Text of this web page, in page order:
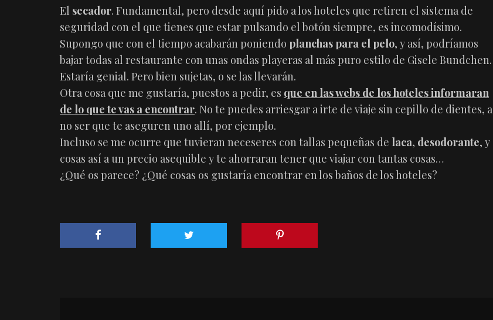
El secador. Fundamental, pero desde aquí pido a los hoteles que retiren el sistema de
seguridad con el que tienes que estar pulsando el botón siempre, es incomodísimo.
Supongo que con el tiempo acabarán poniendo planchas para el pelo, y así, podríamos
bajar todas al restaurante con unas ondas playeras al más puro estilo de Gisele Bundchen.
Estaría genial. Pero bien sujetas, o se las llevarán.
Otra cosa que me gustaría, puestos a pedir, es que en las webs de los hoteles informaran
de lo que te vas a encontrar. No te puedes arriesgar a irte de viaje sin cepillo de dientes, a
no ser que te aseguren uno allí, por ejemplo.
Incluso se me ocurre que tuvieran neceseres con tallas pequeñas de laca, desodorante, y
cosas así a un precio asequible y te ahorraran tener que viajar con tantas cosas…
¿Qué os parece? ¿Qué cosas os gustaría encontrar en los baños de los hoteles?